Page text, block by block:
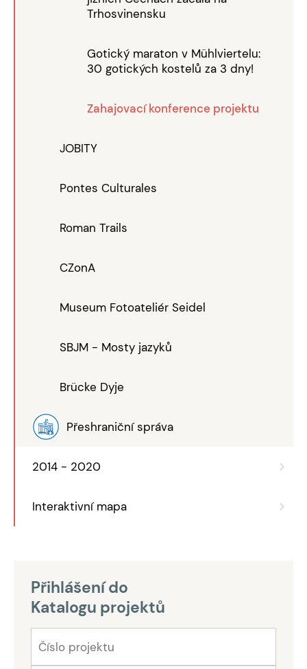
Trhosvinensku
Gotický maraton v Mühlviertelu:
30 gotických kostelů za 3 dny!
Zahajovací konference projektu
JOBITY
Pontes Culturales
Roman Trails
CZonA
Museum Fotoateliér Seidel
SBJM - Mosty jazyků
Brücke Dyje
Přeshraniční správa
2014 - 2020
Interaktivní mapa
Přihlášení do
Katalogu projektů